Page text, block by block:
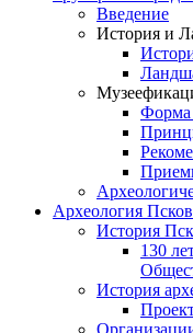
Введение
История и
Форма
Археология
История
130
История